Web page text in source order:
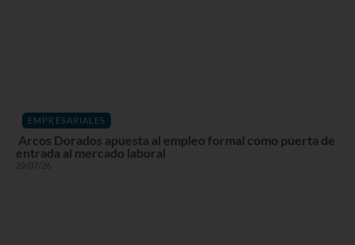
EMPRESARIALES
Arcos Dorados apuesta al empleo formal como puerta de
entrada al mercado laboral
29/07/26